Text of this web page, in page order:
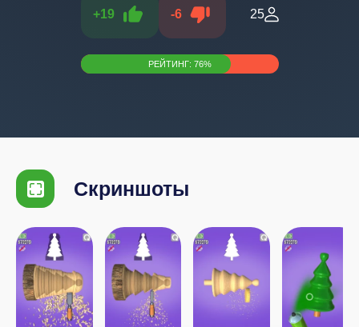
+19 -6 25
РЕЙТИНГ: 76%
Скриншоты